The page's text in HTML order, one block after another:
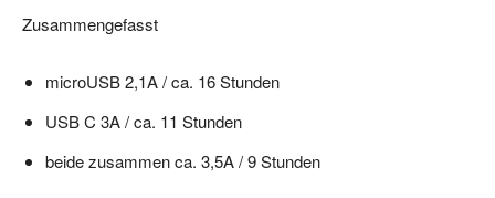
Zusammengefasst
microUSB 2,1A / ca. 16 Stunden
USB C 3A / ca. 11 Stunden
beide zusammen ca. 3,5A / 9 Stunden